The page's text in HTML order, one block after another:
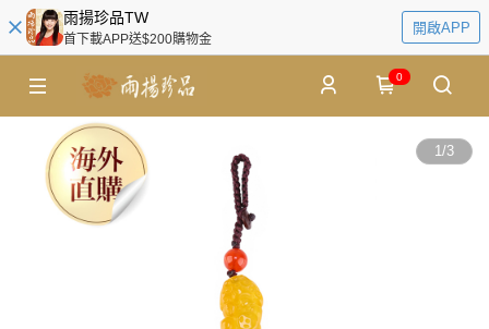
雨揚珍品TW
首下載APP送$200購物金
開啟APP
0
1/3